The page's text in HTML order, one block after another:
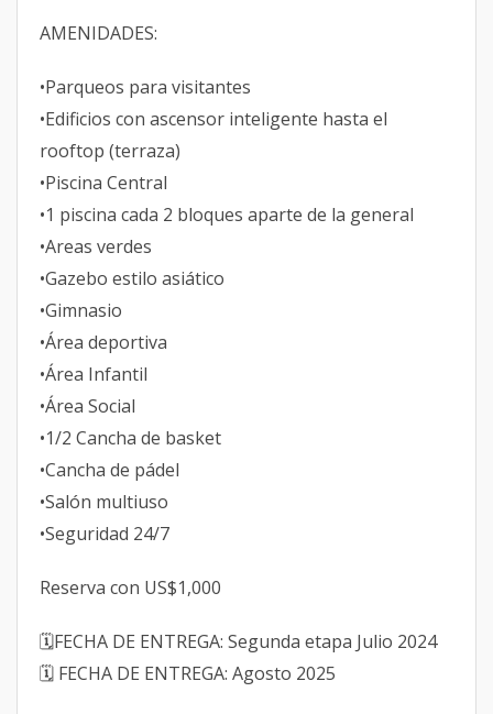
AMENIDADES:
•Parqueos para visitantes
•Edificios con ascensor inteligente hasta el
rooftop (terraza)
•Piscina Central
•1 piscina cada 2 bloques aparte de la general
•Areas verdes
•Gazebo estilo asiático
•Gimnasio
•Área deportiva
•Área Infantil
•Área Social
•1/2 Cancha de basket
•Cancha de pádel
•Salón multiuso
•Seguridad 24/7
Reserva con US$1,000
🗓️FECHA DE ENTREGA: Segunda etapa Julio 2024
🗓️ FECHA DE ENTREGA: Agosto 2025